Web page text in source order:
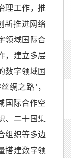
理工作，推
新推进网络
领域国际合
，建立多层
数字领域国
绸之路”，
国际合作空
、二十国集
组织等多边
搭建数字领